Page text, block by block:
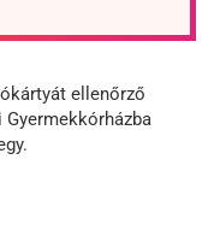
ellenőrző